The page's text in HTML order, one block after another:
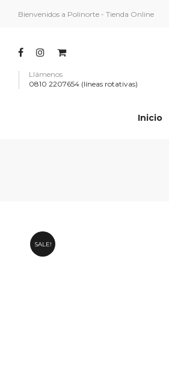
Bienvenidos a Polinorte - Tienda Online
Llámenos
0810 2207654 (líneas rotativas)
Inicio
SALE!